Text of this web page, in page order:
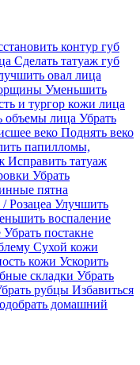
контур губ
Сделать татуаж губ
овал лица
Уменьшить
и тургор кожи лица
объемы лица Убрать
веко Поднять веко
папилломы,
Исправить татуаж
Убрать
пятна
Розацеа Улучшить
воспаление
Убрать постакне
Сухой кожи
кожи Ускорить
складки Убрать
рубцы Избавиться
домашний